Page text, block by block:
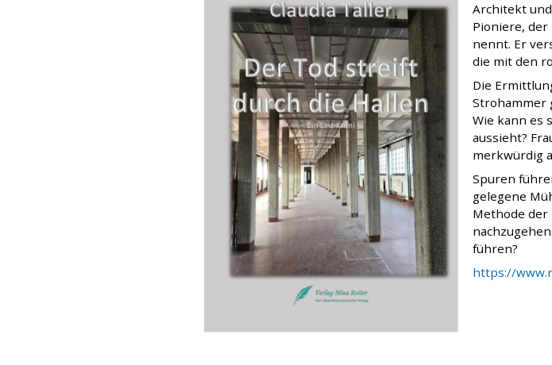
Architekt
Pioniere,
nennt. Er
die mit den
Die
Strohammer
Wie kann es
aussieht?
merkwürdig
Spuren
gelegene
Methode der
führen?
https://